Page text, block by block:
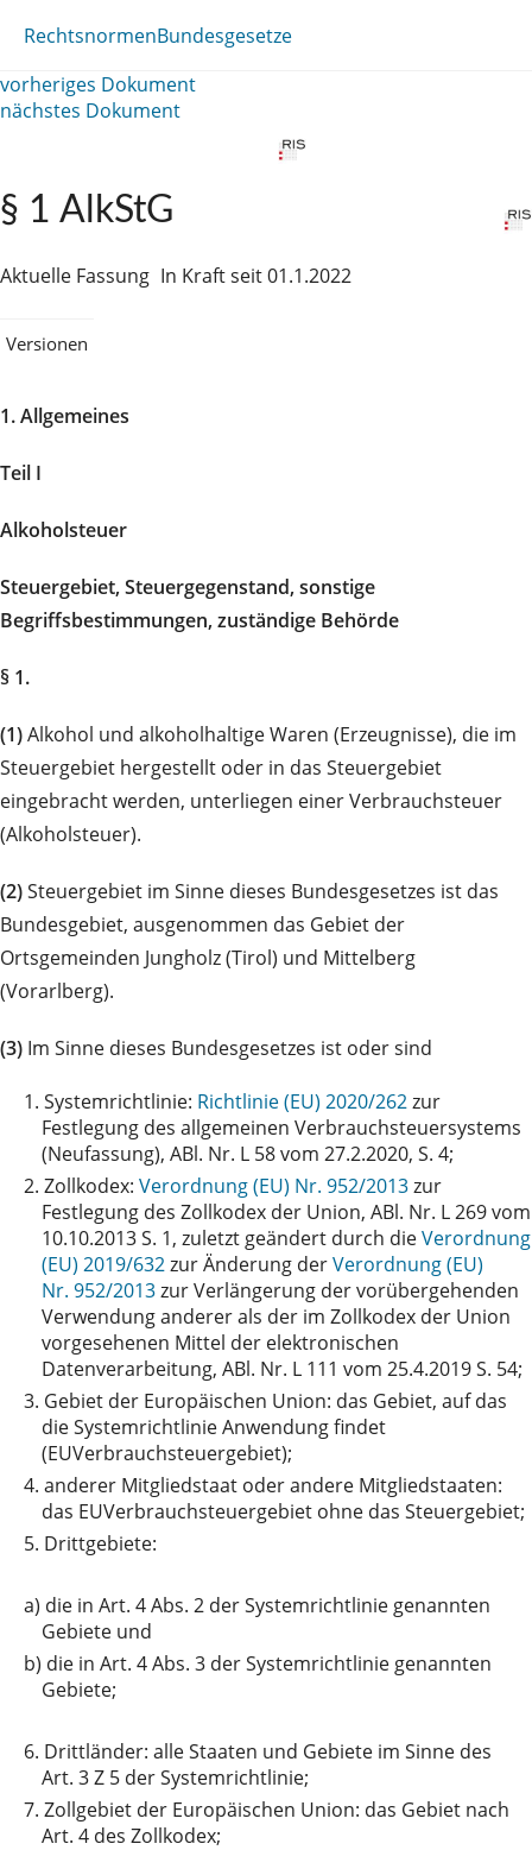
RechtsnormenBundesgesetze
vorheriges Dokument
nächstes Dokument
§ 1 AlkStG
Aktuelle Fassung In Kraft seit 01.1.2022
Versionen
1. Allgemeines
Teil I
Alkoholsteuer
Steuergebiet, Steuergegenstand, sonstige
Begriffsbestimmungen, zuständige Behörde
§ 1.
(1)Alkohol und alkoholhaltige Waren (Erzeugnisse), die im
Steuergebiet hergestellt oder in das Steuergebiet
eingebracht werden, unterliegen einer Verbrauchsteuer
(Alkoholsteuer).
(2)Steuergebiet im Sinne dieses Bundesgesetzes ist das
Bundesgebiet, ausgenommen das Gebiet der
Ortsgemeinden Jungholz (Tirol) und Mittelberg
(Vorarlberg).
(3) Im Sinne dieses Bundesgesetzes ist oder sind
1. Systemrichtlinie: Richtlinie (EU) 2020/262zur
Festlegung des allgemeinen Verbrauchsteuersystems
(Neufassung), ABl. Nr. L 58 vom 27.2.2020, S. 4;
2. Zollkodex: Verordnung (EU) Nr. 952/2013zur
Festlegung des Zollkodex der Union, ABl. Nr. L 269 vom
10.10.2013 S. 1, zuletzt geändert durch dieVerordnung
(EU) 2019/632zur Änderung derVerordnung (EU)
Nr. 952/2013zur Verlängerung der vorübergehenden
Verwendung anderer als der im Zollkodex der Union
vorgesehenen Mittel der elektronischen
Datenverarbeitung, ABl. Nr. L 111 vom 25.4.2019 S. 54;
3. Gebiet der Europäischen Union: das Gebiet, auf das
die Systemrichtlinie Anwendung findet
(EUVerbrauchsteuergebiet);
4. anderer Mitgliedstaat oder andere Mitgliedstaaten:
das EUVerbrauchsteuergebiet ohne das Steuergebiet;
5. Drittgebiete:
a) die in Art. 4 Abs. 2 der Systemrichtlinie genannten
Gebiete und
b) die in Art. 4 Abs. 3 der Systemrichtlinie genannten
Gebiete;
6. Drittländer: alle Staaten und Gebiete im Sinne des
Art. 3 Z 5 der Systemrichtlinie;
7. Zollgebiet der Europäischen Union: das Gebiet nach
Art. 4 des Zollkodex;